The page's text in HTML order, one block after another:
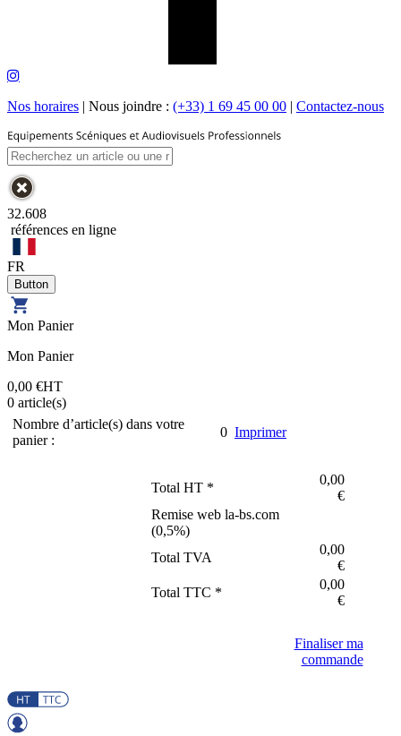
Nos horaires | Nous joindre : (+33) 1 69 45 00 00 | Contactez-nous
32.608
références en ligne
FR
Mon Panier
Mon Panier
0,00 €HT
0 article(s)
Nombre d’article(s) dans votre
panier :
0 Imprimer
Total HT *
0,00
€
Remise web la-bs.com
(0,5%)
Total TVA
0,00
€
Total TTC *
0,00
€
Finaliser ma
commande